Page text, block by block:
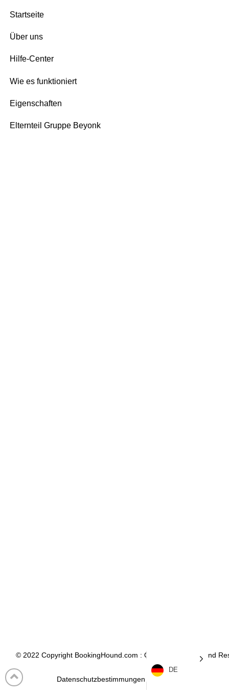
Startseite
Über uns
Hilfe-Center
Wie es funktioniert
Eigenschaften
Elternteil Gruppe Beyonk
© 2022 Copyright BookingHound.com : Online Buchungs- und
Datenschutzbestimmungen
DE